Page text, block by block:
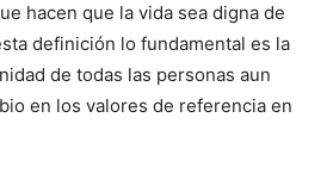
hacen que la vida sea digna de
definición lo fundamental es la
de todas las personas aun
en los valores de referencia en